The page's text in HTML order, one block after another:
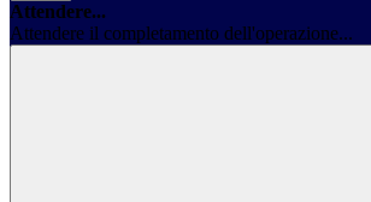
Attendere...
Attendere il completamento dell'operazione...